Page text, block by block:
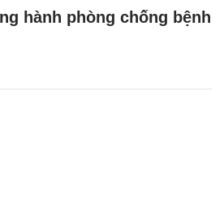
hành phòng chống bệnh